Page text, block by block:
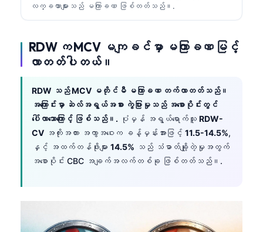
လက္ခဏာများသည် မကြာခဏ ဖြစ်တတ်သည်။.
RDW က MCV မကျခင်မှာ မကြာခဏ မြင့်
လာတတ်ပါတယ်။
RDW သည် MCV မတိုင်မီ မကြာခဏ တက်လာတတ်သည်။
အကြောင်းမှာ ဆဲလ်အရွယ်အစား ကွဲပြားမှုသည် အစောပိုင်းတွင်
ပေါ်လာသောကြောင့် ဖြစ်သည်။. ပုံမှန် အရွယ်ရောက်သူ RDW-
CV အကိုးအကား အကွာအဝေးက ခန့်မှန်းအားဖြင့် 11.5-14.5%,
နှင့် အထက်တန်ဖိုးများ 14.5% သည် သံဓာတ်ချို့တဲ့မှုအတွက်
အစောပိုင်း CBC အချက်အလက်တစ်ခု ဖြစ်တတ်သည်။.